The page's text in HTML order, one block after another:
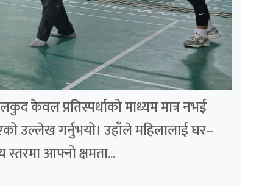
केवल प्रतिस्पर्धाको माध्यम मात्र नभई
उल्लेख गर्नुभयो। उहाँले महिलालाई घर–
स्तरमा आफ्नो क्षमता...